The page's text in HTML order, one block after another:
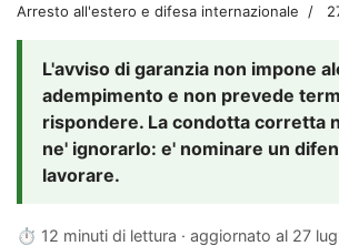
Arresto all'estero e difesa internazionale
L'avviso di garanzia non impone
adempimento e non prevede
rispondere. La condotta corretta
ne' ignorarlo: e' nominare un
lavorare.
⏱ 12 minuti di lettura · aggiornato al 27